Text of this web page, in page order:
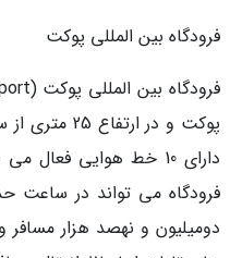
فرودگاه بین المللی پوکت
دارای 10 خط هوایی